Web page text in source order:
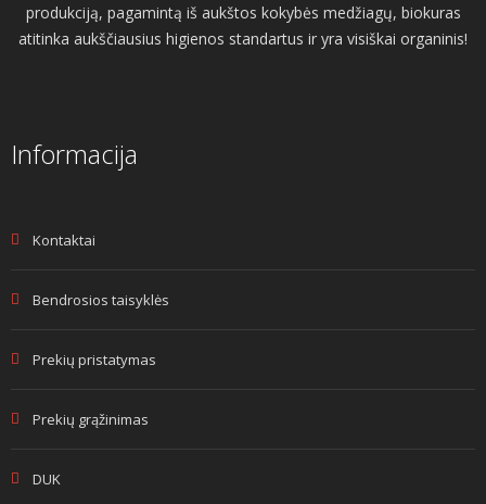
produkciją, pagamintą iš aukštos kokybės medžiagų, biokuras
atitinka aukščiausius higienos standartus ir yra visiškai organinis!
Informacija
Kontaktai
Bendrosios taisyklės
Prekių pristatymas
Prekių grąžinimas
DUK